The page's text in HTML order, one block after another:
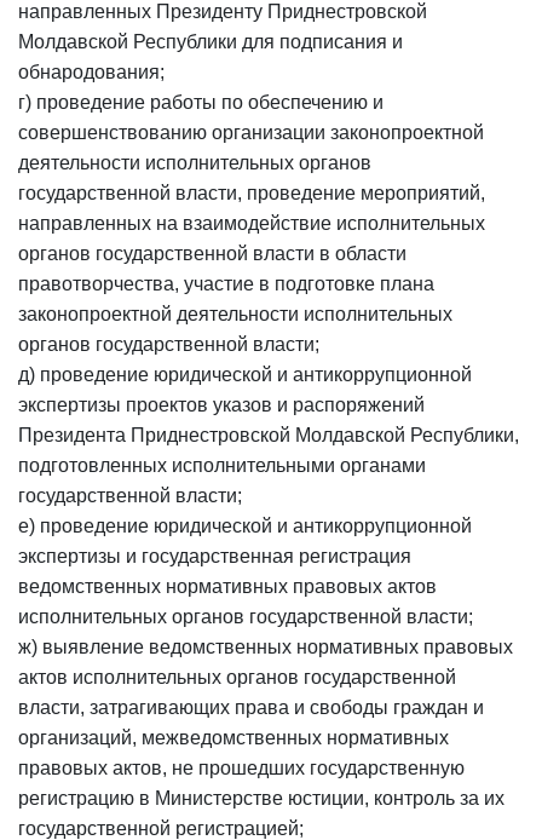
направленных Президенту Приднестровской
Молдавской Республики для подписания и
обнародования;
г) проведение работы по обеспечению и
совершенствованию организации законопроектной
деятельности исполнительных органов
государственной власти, проведение мероприятий,
направленных на взаимодействие исполнительных
органов государственной власти в области
правотворчества, участие в подготовке плана
законопроектной деятельности исполнительных
органов государственной власти;
д) проведение юридической и антикоррупционной
экспертизы проектов указов и распоряжений
Президента Приднестровской Молдавской Республики,
подготовленных исполнительными органами
государственной власти;
е) проведение юридической и антикоррупционной
экспертизы и государственная регистрация
ведомственных нормативных правовых актов
исполнительных органов государственной власти;
ж) выявление ведомственных нормативных правовых
актов исполнительных органов государственной
власти, затрагивающих права и свободы граждан и
организаций, межведомственных нормативных
правовых актов, не прошедших государственную
регистрацию в Министерстве юстиции, контроль за их
государственной регистрацией;